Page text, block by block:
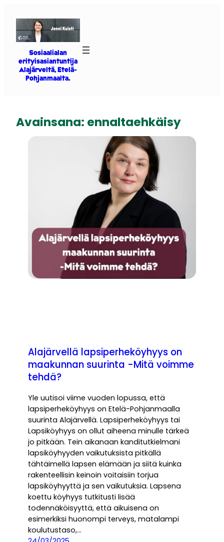
sisältöön
Sosiaalialan
erityisasiantuntija
Alajärveltä, Etelä-
Pohjanmaalta.
Avainsana: ennaltaehkäisy
Alajärvellä lapsiperheköyhyys on
maakunnan suurinta -Mitä voimme
tehdä?
Yle uutisoi viime vuoden lopussa, että
lapsiperheköyhyys on Etelä-Pohjanmaalla
suurinta Alajärvellä. Lapsiperheköyhyys tai
Lapsiköyhyys on ollut aiheena minulle tärkeä
jo pitkään. Tein aikanaan kanditutkielmani
lapsiköyhyyden vaikutuksista pitkällä
tähtäimellä lapsen elämään ja siitä kuinka
rakenteellisin keinoin voitaisiin torjua
lapsiköyhyyttä ja sen vaikutuksia. Lapsena
koettu köyhyys tutkitusti lisää
todennäköisyyttä, että aikuisena on
esimerkiksi huonompi terveys, matalampi
koulutustaso,…